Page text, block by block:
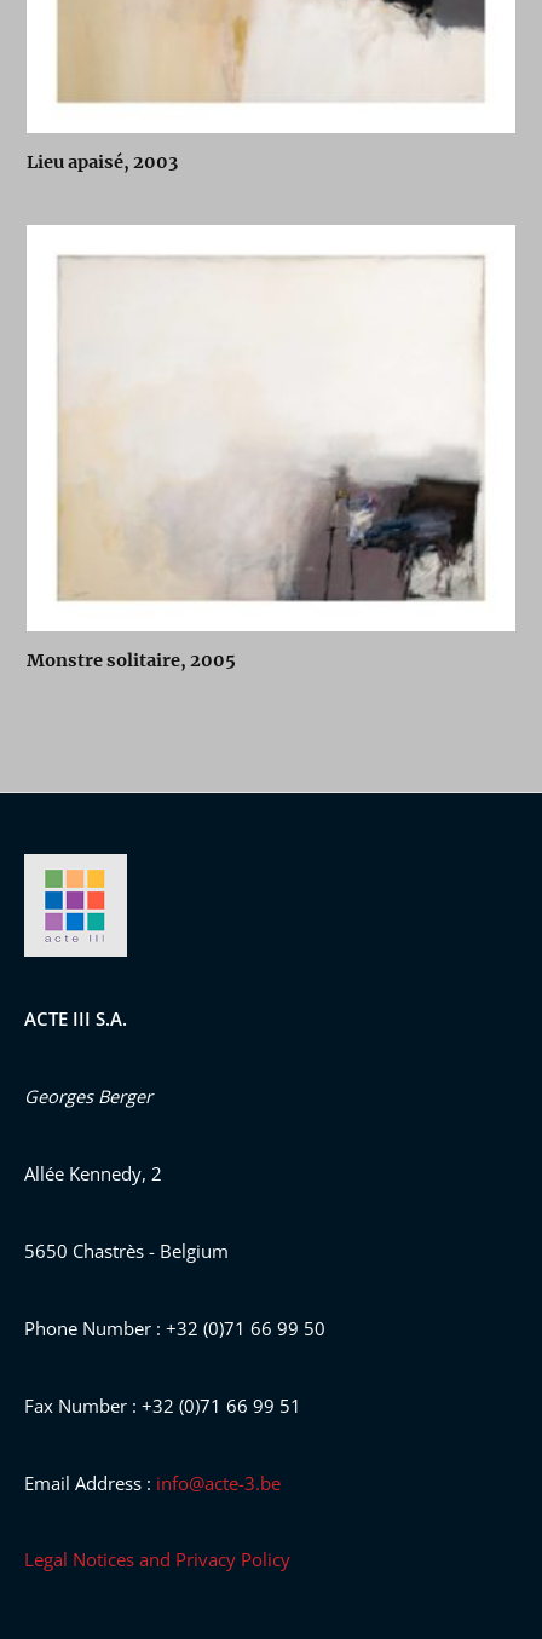
Lieu apaisé, 2003
Monstre solitaire, 2005
ACTE III S.A.
Georges Berger
Allée Kennedy, 2
5650 Chastrès - Belgium
Phone Number : +32 (0)71 66 99 50
Fax Number : +32 (0)71 66 99 51
Email Address : info@acte-3.be
Legal Notices and Privacy Policy